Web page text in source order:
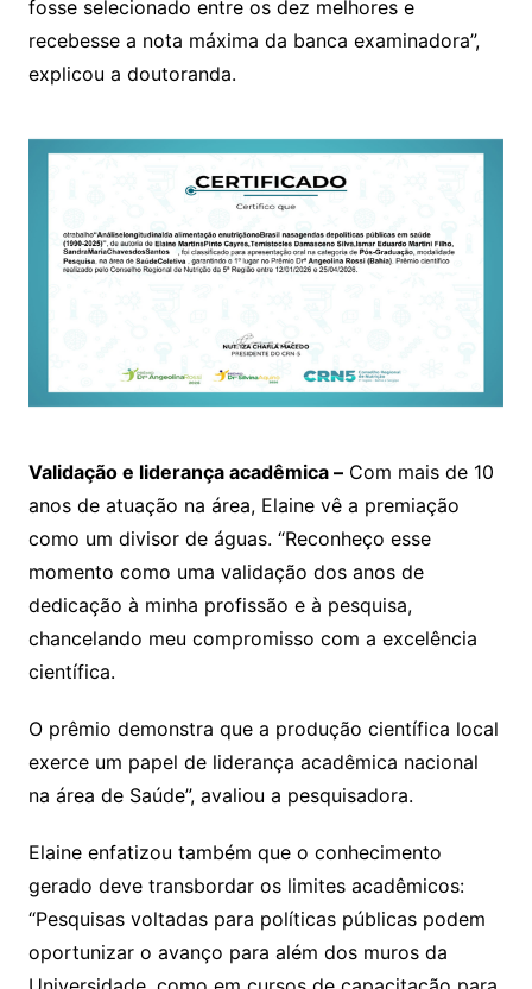
fosse selecionado entre os dez melhores e
recebesse a nota máxima da banca examinadora”,
explicou a doutoranda.
Validação e liderança acadêmica –Com mais de 10
anos de atuação na área, Elaine vê a premiação
como um divisor de águas. “Reconheço esse
momento como uma validação dos anos de
dedicação à minha profissão e à pesquisa,
chancelando meu compromisso com a excelência
científica.
O prêmio demonstra que a produção científica local
exerce um papel de liderança acadêmica nacional
na área de Saúde”, avaliou a pesquisadora.
Elaine enfatizou também que o conhecimento
gerado deve transbordar os limites acadêmicos:
“Pesquisas voltadas para políticas públicas podem
oportunizar o avanço para além dos muros da